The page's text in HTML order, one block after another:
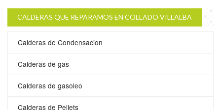
CALDERAS QUE REPARAMOS EN COLLADO VILLALBA
Calderas de Condensacion
Calderas de gas
Calderas de gasoleo
Calderas de Pellets